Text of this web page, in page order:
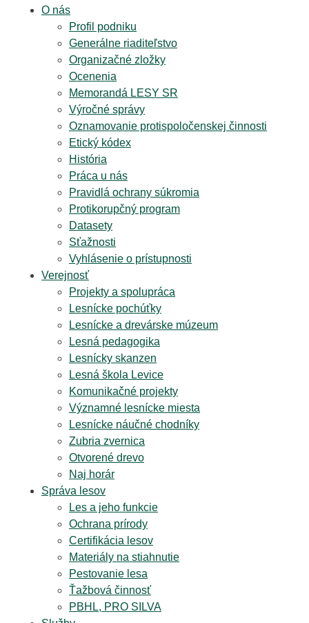
O nás
Profil podniku
Generálne riaditeľstvo
Organizačné zložky
Ocenenia
Memorandá LESY SR
Výročné správy
Oznamovanie protispoločenskej činnosti
Etický kódex
História
Práca u nás
Pravidlá ochrany súkromia
Protikorupčný program
Datasety
Sťažnosti
Vyhlásenie o prístupnosti
Verejnosť
Projekty a spolupráca
Lesnícke pochúťky
Lesnícke a drevárske múzeum
Lesná pedagogika
Lesnícky skanzen
Lesná škola Levice
Komunikačné projekty
Významné lesnícke miesta
Lesnícke náučné chodníky
Zubria zvernica
Otvorené drevo
Naj horár
Správa lesov
Les a jeho funkcie
Ochrana prírody
Certifikácia lesov
Materiály na stiahnutie
Pestovanie lesa
Ťažbová činnosť
PBHL, PRO SILVA